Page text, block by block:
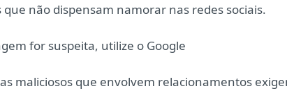
que não dispensam namorar nas redes sociais.
for suspeita, utilize o Google
maliciosos que envolvem relacionamentos